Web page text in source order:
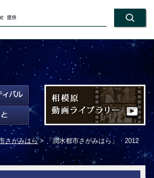
さがみはら> 「潤水都市さがみはら」 2012